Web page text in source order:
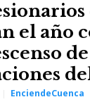
el año
del
EnciendeCuenca